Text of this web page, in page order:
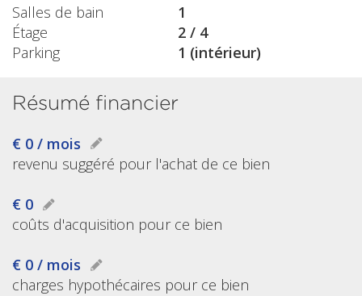
Salles de bain
1
Étage
2 / 4
Parking
1 (intérieur)
Résumé financier
€ 0 / mois
revenu suggéré pour l'achat de ce bien
€ 0
coûts d'acquisition pour ce bien
€ 0 / mois
charges hypothécaires pour ce bien